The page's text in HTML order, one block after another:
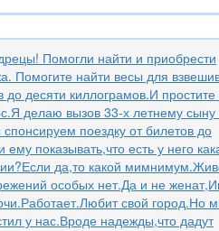
Помогли найти и приобрести
Помогите найти весы для
до десяти киллограмов.И простите
делаю вызов 33-х летнему сыну
поездку от билетов до
показывать,что есть у него
да,то какой
особых нет.Да и не
свой город.Но
у нас.Вроде надежды,что дадут